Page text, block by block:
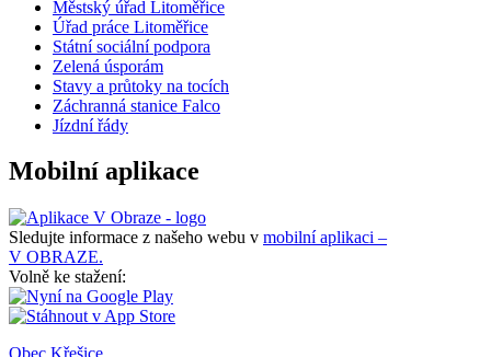
Městský úřad Litoměřice
Úřad práce Litoměřice
Státní sociální podpora
Zelená úsporám
Stavy a průtoky na tocích
Záchranná stanice Falco
Jízdní řády
Mobilní aplikace
Sledujte informace z našeho webu v mobilní aplikaci –
V OBRAZE.
Volně ke stažení: